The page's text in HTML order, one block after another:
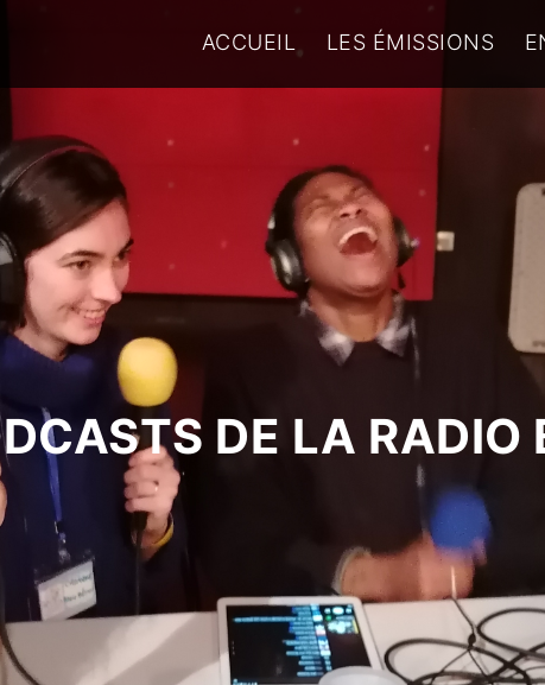
ACCUEIL LES ÉMISSIONS
DE LA RADIO